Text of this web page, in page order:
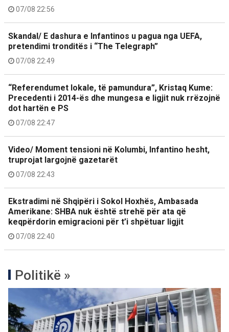
07/08 22:56
Skandal/ E dashura e Infantinos u pagua nga UEFA,
pretendimi tronditës i “The Telegraph”
07/08 22:49
“Referendumet lokale, të pamundura”, Kristaq Kume:
Precedenti i 2014-ës dhe mungesa e ligjit nuk rrëzojnë
dot hartën e PS
07/08 22:47
Video/ Moment tensioni në Kolumbi, Infantino hesht,
truprojat largojnë gazetarët
07/08 22:43
Ekstradimi në Shqipëri i Sokol Hoxhës, Ambasada
Amerikane: SHBA nuk është strehë për ata që
keqpërdorin emigracioni për t’i shpëtuar ligjit
07/08 22:40
Politikë »